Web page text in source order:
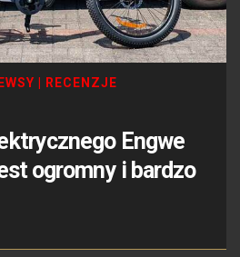
RECENZJE
Engwe
ogromny i bardzo